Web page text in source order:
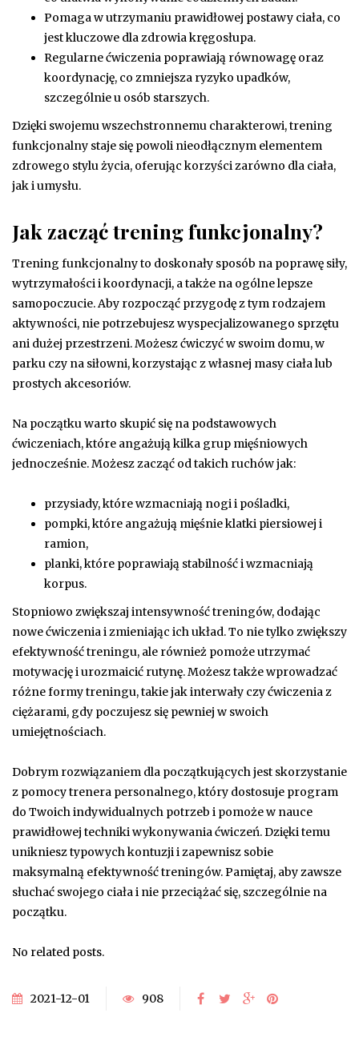
Pomaga w utrzymaniu prawidłowej postawy ciała, co
jest kluczowe dla zdrowia kręgosłupa.
Regularne ćwiczenia poprawiają równowagę oraz
koordynację, co zmniejsza ryzyko upadków,
szczególnie u osób starszych.
Dzięki swojemu wszechstronnemu charakterowi, trening
funkcjonalny staje się powoli nieodłącznym elementem
zdrowego stylu życia, oferując korzyści zarówno dla ciała,
jak i umysłu.
Jak zacząć trening funkcjonalny?
Trening funkcjonalny to doskonały sposób na poprawę siły,
wytrzymałości i koordynacji, a także na ogólne lepsze
samopoczucie. Aby rozpocząć przygodę z tym rodzajem
aktywności, nie potrzebujesz wyspecjalizowanego sprzętu
ani dużej przestrzeni. Możesz ćwiczyć w swoim domu, w
parku czy na siłowni, korzystając z własnej masy ciała lub
prostych akcesoriów.
Na początku warto skupić się na podstawowych
ćwiczeniach, które angażują kilka grup mięśniowych
jednocześnie. Możesz zacząć od takich ruchów jak:
przysiady, które wzmacniają nogi i pośladki,
pompki, które angażują mięśnie klatki piersiowej i
ramion,
planki, które poprawiają stabilność i wzmacniają
korpus.
Stopniowo zwiększaj intensywność treningów, dodając
nowe ćwiczenia i zmieniając ich układ. To nie tylko zwiększy
efektywność treningu, ale również pomoże utrzymać
motywację i urozmaicić rutynę. Możesz także wprowadzać
różne formy treningu, takie jak interwały czy ćwiczenia z
ciężarami, gdy poczujesz się pewniej w swoich
umiejętnościach.
Dobrym rozwiązaniem dla początkujących jest skorzystanie
z pomocy trenera personalnego, który dostosuje program
do Twoich indywidualnych potrzeb i pomoże w nauce
prawidłowej techniki wykonywania ćwiczeń. Dzięki temu
unikniesz typowych kontuzji i zapewnisz sobie
maksymalną efektywność treningów. Pamiętaj, aby zawsze
słuchać swojego ciała i nie przeciążać się, szczególnie na
początku.
No related posts.
2021-12-01 908